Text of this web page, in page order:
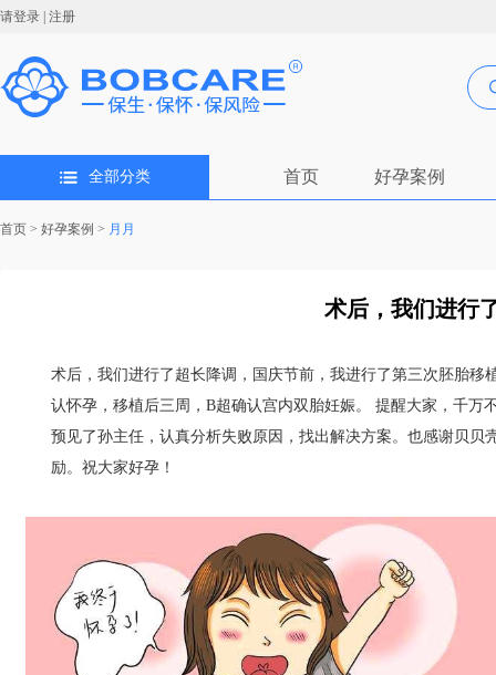
请登录 | 注册
全部分类 首页 好孕案例
首页 > 好孕案例 > 月月
术后，我们进行
术后，我们进行了超长降调，国庆节前，我进行了第三次胚胎
认怀孕，移植后三周，B超确认宫内双胎妊娠。 提醒大家，千
预见了孙主任，认真分析失败原因，找出解决方案。也感谢贝
励。祝大家好孕！